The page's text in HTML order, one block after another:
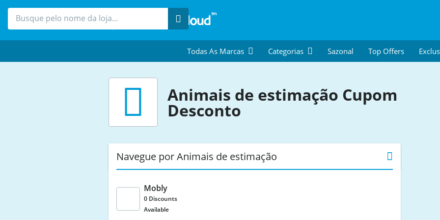
Procure
Todas As Marcas Categorias Sazonal Top Offers
Animais de estimação Cupom
Desconto
Navegue por Animais de estimação
Mobly
0 Discounts
Available